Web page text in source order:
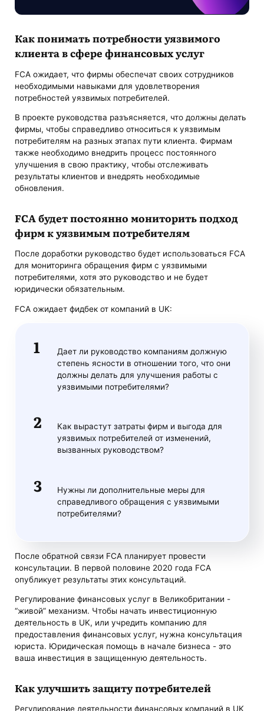
Как понимать потребности уязвимого
клиента в сфере финансовых услуг
FCA ожидает, что фирмы обеспечат своих сотрудников
необходимыми навыками для удовлетворения
потребностей уязвимых потребителей.
В проекте руководства разъясняется, что должны делать
фирмы, чтобы справедливо относиться к уязвимым
потребителям на разных этапах пути клиента. Фирмам
также необходимо внедрить процесс постоянного
улучшения в свою практику, чтобы отслеживать
результаты клиентов и внедрять необходимые
обновления.
FCA будет постоянно мониторить подход
фирм к уязвимым потребителям
После доработки руководство будет использоваться FCA
для мониторинга обращения фирм с уязвимыми
потребителями, хотя это руководство и не будет
юридически обязательным.
FCA ожидает фидбек от компаний в UK:
Дает ли руководство компаниям должную
степень ясности в отношении того, что они
должны делать для улучшения работы с
уязвимыми потребителями?
Как вырастут затраты фирм и выгода для
уязвимых потребителей от изменений,
вызванных руководством?
Нужны ли дополнительные меры для
справедливого обращения с уязвимыми
потребителями?
После обратной связи FCA планирует провести
консультации. В первой половине 2020 года FCA
опубликует результаты этих консультаций.
Регулирование финансовых услуг в Великобритании -
“живой” механизм. Чтобы начать инвестиционную
деятельность в UK, или учредить компанию для
предоставления финансовых услуг, нужна консультация
юриста. Юридическая помощь в начале бизнеса - это
ваша инвестиция в защищенную деятельность.
Как улучшить защиту потребителей
Регулирование деятельности финансовых компаний в UK